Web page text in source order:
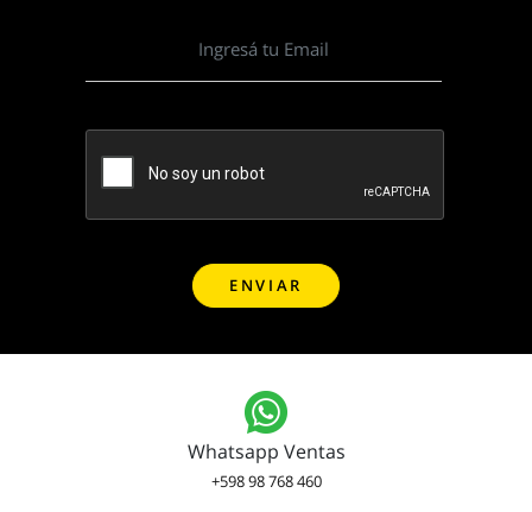
Whatsapp Ventas
+598 98 768 460